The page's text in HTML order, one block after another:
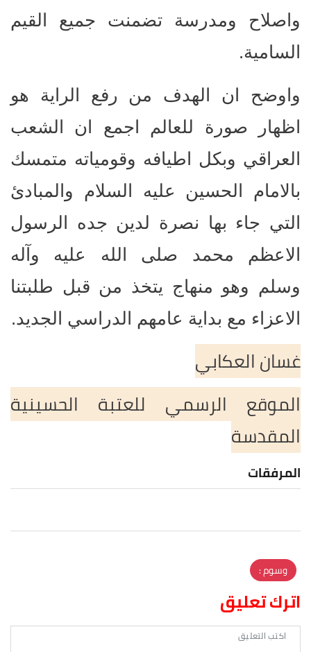
واصلاح ومدرسة تضمنت جميع القيم
السامية.
واوضح ان الهدف من رفع الراية هو
اظهار صورة للعالم اجمع ان الشعب
العراقي وبكل اطيافه وقومياته متمسك
بالامام الحسين عليه السلام والمبادئ
التي جاء بها نصرة لدين جده الرسول
الاعظم محمد صلى الله عليه وآله
وسلم وهو منهاج يتخذ من قبل طلبتنا
الاعزاء مع بداية عامهم الدراسي الجديد.
غسان العكابي
الموقع الرسمي للعتبة الحسينية
المقدسة
المرفقات
وسوم :
اترك تعليق